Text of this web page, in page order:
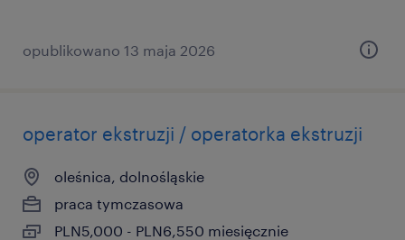
opublikowano 13 maja 2026
operator ekstruzji / operatorka ekstruzji
oleśnica, dolnośląskie
praca tymczasowa
PLN5,000 - PLN6,550 miesięcznie